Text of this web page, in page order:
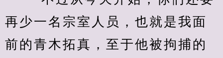
再少一名宗室人员，也就是我面
前的青木拓真，至于他被拘捕的